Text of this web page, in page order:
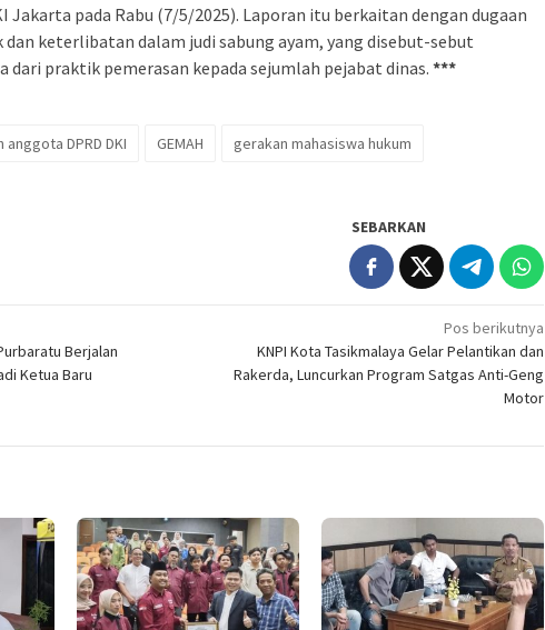
Jakarta pada Rabu (7/5/2025). Laporan itu berkaitan dengan dugaan
keterlibatan dalam judi sabung ayam, yang disebut-sebut
dari praktik pemerasan kepada sejumlah pejabat dinas. ***
DPRD DKI GEMAH
gerakan mahasiswa hukum
SEBARKAN
Berjalan
Ketua Baru
Pos berikutnya
KNPI Kota Tasikmalaya Gelar Pelantikan dan
Rakerda, Luncurkan Program Satgas Anti-Geng
Motor